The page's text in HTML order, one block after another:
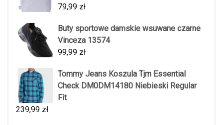
79,99 zł
Buty sportowe damskie wsuwane czarne
Vinceza 13574
99,99 zł
Tommy Jeans Koszula Tjm Essential
Check DM0DM14180 Niebieski Regular
Fit
239,99 zł